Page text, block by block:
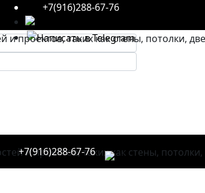
+7(916)288-67-76
+7(916)288-67-76 0
Товары Цементные затирки